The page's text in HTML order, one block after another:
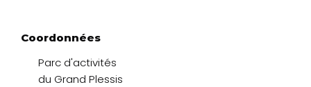
Coordonnées
Parc d'activités
du Grand Plessis